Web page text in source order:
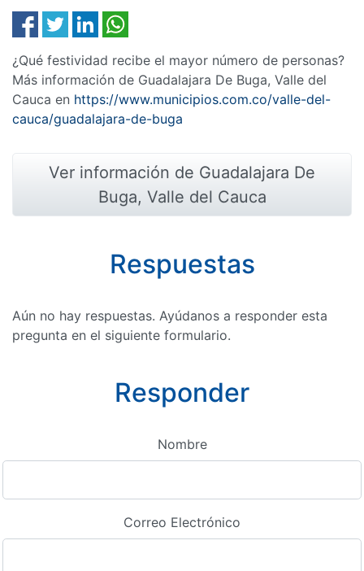
¿Qué festividad recibe el mayor número de personas?
Más información de Guadalajara De Buga, Valle del
Cauca en https://www.municipios.com.co/valle-del-
cauca/guadalajara-de-buga
Ver información de Guadalajara De
Buga, Valle del Cauca
Respuestas
Aún no hay respuestas. Ayúdanos a responder esta
pregunta en el siguiente formulario.
Responder
Nombre
Correo Electrónico